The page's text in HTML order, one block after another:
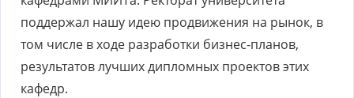
поддержал нашу идею продвижения на рынок, в
том числе в ходе разработки бизнес-планов,
результатов лучших дипломных проектов этих
кафедр.